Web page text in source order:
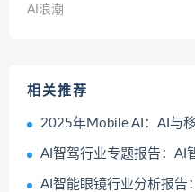
AI浪潮
相关推荐
2025年Mobile AI：AI与
AI智驾行业专题报告：AI
AI智能眼镜行业分析报告